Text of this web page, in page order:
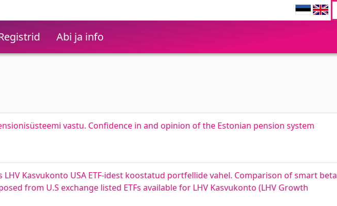
Abi ja info
vastu. Confidence in and opinion of the Estonian pension system
Kasvukonto USA ETF-idest koostatud portfellide vahel. Comparison of smart beta
from U.S exchange listed ETFs available for LHV Kasvukonto (LHV Growth